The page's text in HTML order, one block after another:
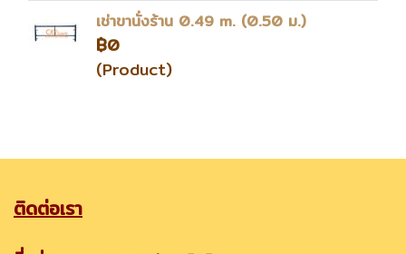
เช่าขานั่งร้าน 0.49 m. (0.50 ม.)
฿0
(Product)
ติดต่อเรา